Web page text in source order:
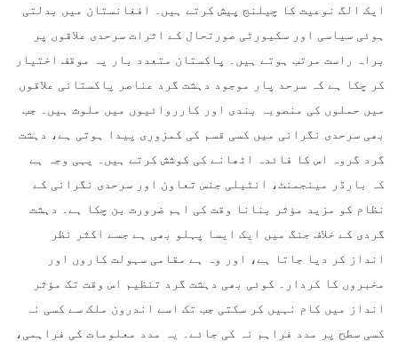
ایک الگ نوعیت کا چیلنج پیش کرتے ہیں۔ افغانستان میں بدلتی
ہوئی سیاسی اور سکیورٹی صورتحال کے اثرات سرحدی علاقوں پر
براہ راست مرتب ہوتے ہیں۔ پاکستان متعدد بار یہ موقف اختیار
کر چکا ہے کہ سرحد پار موجود دہشت گرد عناصر پاکستانی علاقوں
میں حملوں کی منصوبہ بندی اور کارروائیوں میں ملوث ہیں۔ جب
بھی سرحدی نگرانی میں کسی قسم کی کمزوری پیدا ہوتی ہے، دہشت
گرد گروہ اس کا فائدہ اٹھانے کی کوشش کرتے ہیں۔ یہی وجہ ہے
کہ بارڈر مینجمنٹ، انٹیلی جنس تعاون اور سرحدی نگرانی کے
نظام کو مزید مؤثر بنانا وقت کی اہم ضرورت بن چکا ہے۔ دہشت
گردی کے خلاف جنگ میں ایک ایسا پہلو بھی ہے جسے اکثر نظر
انداز کر دیا جاتا ہے، اور وہ ہے مقامی سہولت کاروں اور
مخبروں کا کردار۔ کوئی بھی دہشت گرد تنظیم اس وقت تک مؤثر
انداز میں کام نہیں کر سکتی جب تک اسے اندرون ملک سے کسی نہ
کسی سطح پر مدد فراہم نہ کی جائے۔ یہ مدد معلومات کی فراہمی،